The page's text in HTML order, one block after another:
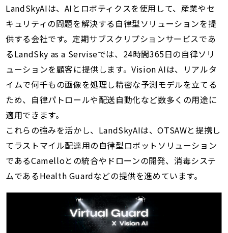
LandSkyAIは、AIとロボティクスを使用して、産業やセ
キュリティの問題を解決する自律型ソリューションを提
供する会社です。定期サブスクリプションサービスであ
るLandSky as a Serviseでは、24時間365日の自律ソリ
ューションを顧客に提供します。Vision AIは、リアルタ
イムで何千もの画像を処理し精密な予測モデルを立てる
ため、自律パトロールや配送自動化など数多くの用途に
適用できます。
これらの強みを活かし、LandSkyAIは、OTSAWと提携し
てラストマイル配達用の自律型ロボットソリューション
であるCamelloとの統合やドローンの開発、消毒システ
ムであるHealth Guardなどの提供を進めています。